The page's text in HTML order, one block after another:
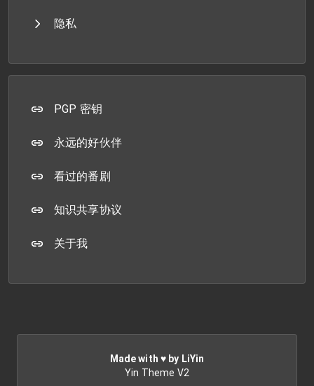
隐私
PGP 密钥
永远的好伙伴
看过的番剧
知识共享协议
关于我
Made with ♥ by LiYin
Yin Theme V2